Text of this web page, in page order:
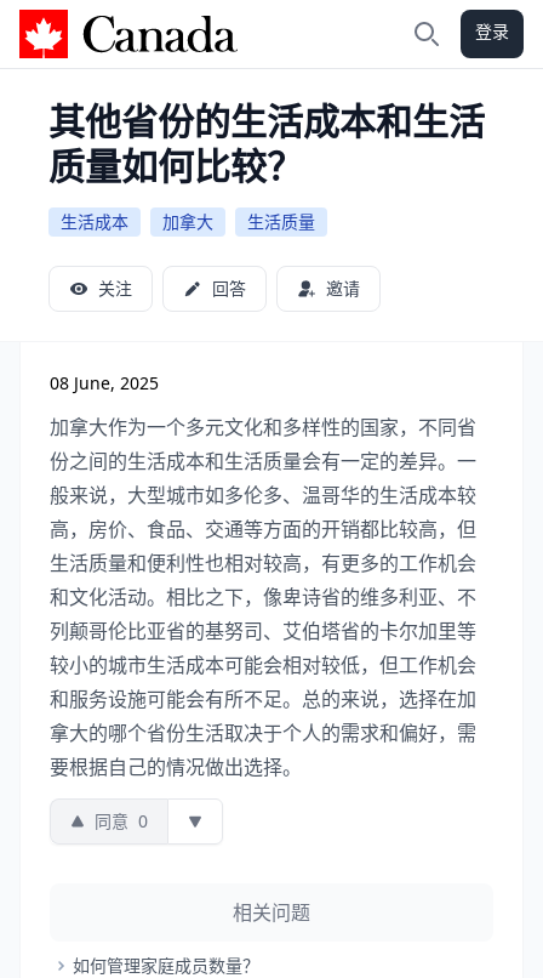
加拿大攻略 登录
其他省份的生活成本和生活
质量如何比较？
生活成本 加拿大 生活质量
关注 回答 邀请
08 June, 2025
加拿大作为一个多元文化和多样性的国家，不同省
份之间的生活成本和生活质量会有一定的差异。一
般来说，大型城市如多伦多、温哥华的生活成本较
高，房价、食品、交通等方面的开销都比较高，但
生活质量和便利性也相对较高，有更多的工作机会
和文化活动。相比之下，像卑诗省的维多利亚、不
列颠哥伦比亚省的基努司、艾伯塔省的卡尔加里等
较小的城市生活成本可能会相对较低，但工作机会
和服务设施可能会有所不足。总的来说，选择在加
拿大的哪个省份生活取决于个人的需求和偏好，需
要根据自己的情况做出选择。
同意 0
相关问题
如何管理家庭成员数量？